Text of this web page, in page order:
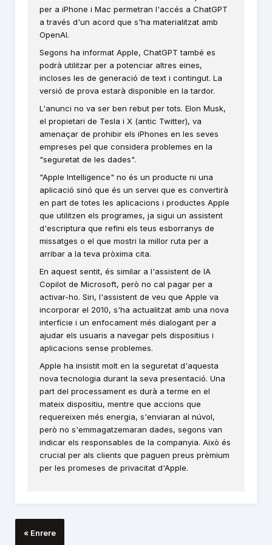
per a iPhone i Mac permetran l'accés a ChatGPT
a través d'un acord que s'ha materialitzat amb
OpenAI.
Segons ha informat Apple, ChatGPT també es
podrà utilitzar per a potenciar altres eines,
incloses les de generació de text i contingut. La
versió de prova estarà disponible en la tardor.
L'anunci no va ser ben rebut per tots. Elon Musk,
el propietari de Tesla i X (antic Twitter), va
amenaçar de prohibir els iPhones en les seves
empreses pel que considera problemes en la
"seguretat de les dades".
"Apple Intelligence" no és un producte ni una
aplicació sinó que és un servei que es convertirà
en part de totes les aplicacions i productes Apple
que utilitzen els programes, ja sigui un assistent
d'escriptura que refini els teus esborranys de
missatges o el que mostri la millor ruta per a
arribar a la teva pròxima cita.
En aquest sentit, és similar a l'assistent de IA
Copilot de Microsoft, però no cal pagar per a
activar-ho. Siri, l'assistent de veu que Apple va
incorporar el 2010, s'ha actualitzat amb una nova
interfície i un enfocament més dialogant per a
ajudar els usuaris a navegar pels dispositius i
aplicacions sense problemes.
Apple ha insistit molt en la seguretat d'aquesta
nova tecnologia durant la seva presentació. Una
part del processament es durà a terme en el
mateix dispositiu, mentre que accions que
requereixen més energia, s'enviaran al núvol,
però no s'emmagatzemaran dades, segons van
indicar els responsables de la companyia. Això és
crucial per als clients que paguen preus prèmium
per les promeses de privacitat d'Apple.
« Enrere